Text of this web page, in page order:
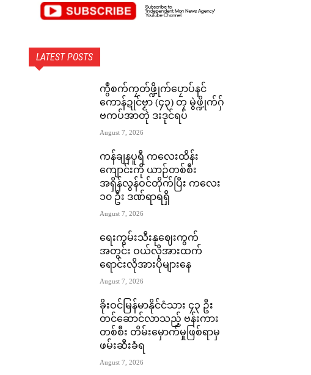
LATEST POSTS
ကွဳစက်ကၠတ်ဖ္ဍိုက်ပၠောပ်နင်
ကောန်ဍုင်ဗၟာ (၄၃) တၠ မွဲဖ္ဍိုက်ဂှ်
ဗကပ်အာတုဲ ဒးဒုင်ရပ်
August 7, 2026
ကန်ချနပူရီ ကလေးထိန်း
ကျောင်းကို ယာဉ်တစ်စီး
အရှိန်လွန်ဝင်တိုက်ပြီး ကလေး
၁၀ ဦး ဒဏ်ရာရရှိ
August 7, 2026
ရေးကွမ်းသီးနုဈေးကွက်
အတွင်း ဝယ်လိုအားထက်
ရောင်းလိုအားပိုများနေ
August 7, 2026
ခိုးဝင်မြန်မာနိုင်ငံသား ၄၃ ဦး
တင်ဆောင်လာသည့် ဗန်းကား
တစ်စီး တိမ်းမှောက်မှုဖြစ်ရာမှ
ဖမ်းဆီးခံရ
August 7, 2026